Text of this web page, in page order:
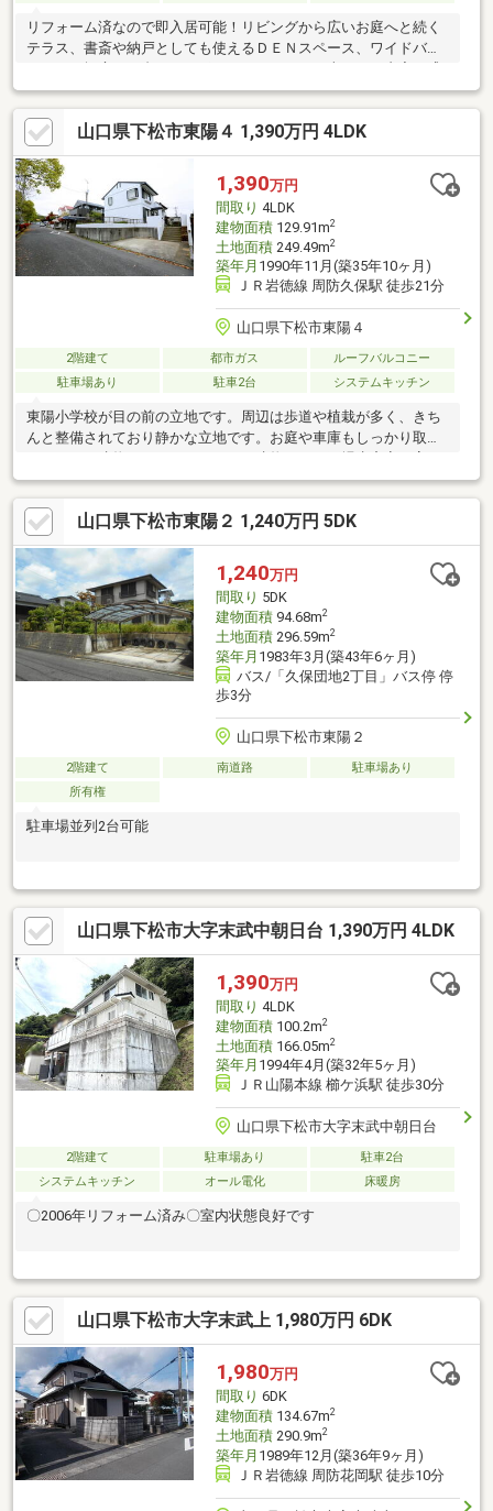
リフォーム済なので即入居可能！リビングから広いお庭へと続く
テラス、書斎や納戸としても使えるＤＥＮスペース、ワイドバル
り沢山！是非一度ご覧ください。
山口県下松市東陽４ 1,390万円 4LDK
1,390万円
間取り 4LDK
建物面積129.91m2
土地面積249.49m2
築年月 1990年11月(築35年10ヶ月)
ＪＲ岩徳線 周防久保駅 徒歩21分
山口県下松市東陽４
2階建て 都市ガス
ルーフバルコニー
駐車場あり
駐車2台 システムキッチン
東陽小学校が目の前の立地です。周辺は歩道や植栽が多く、きち
んと整備されており静かな立地です。お庭や車庫もしっかり取れ
現場での工事が少ないため、品質が安定しています。キッチンが
大変広く、料理やお菓子作りが趣味の方には魅力ある空間です。
２階バルコニーは6.9帖もあり、道路から見えない場所ですからプ
ライバシーも守れています。２階ホールの天井には、小屋裏収納
への折りたたみ式階段があります。収納力も贅沢な建物です。
山口県下松市東陽２ 1,240万円 5DK
1,240万円
間取り 5DK
建物面積94.68m2
土地面積296.59m2
築年月 1983年3月(築43年6ヶ月)
バス/「久保団地2丁目」バス停 停
歩3分
山口県下松市東陽２
2階建て 南道路
駐車場あり
所有権
駐車場並列2台可能
山口県下松市大字末武中朝日台 1,390万円 4LDK
1,390万円
間取り 4LDK
建物面積100.2m2
土地面積166.05m2
築年月 1994年4月(築32年5ヶ月)
ＪＲ山陽本線 櫛ケ浜駅 徒歩30分
山口県下松市大字末武中朝日台
2階建て 駐車場あり
駐車2台
システムキッチン
オール電化 床暖房
〇2006年リフォーム済み〇室内状態良好です
山口県下松市大字末武上 1,980万円 6DK
1,980万円
間取り 6DK
建物面積134.67m2
土地面積290.9m2
築年月 1989年12月(築36年9ヶ月)
ＪＲ岩徳線 周防花岡駅 徒歩10分